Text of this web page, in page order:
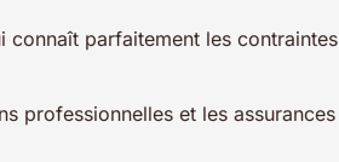
parfaitement les contraintes
professionnelles et les assurances